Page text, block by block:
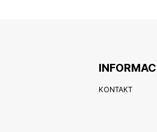
KONTAKT